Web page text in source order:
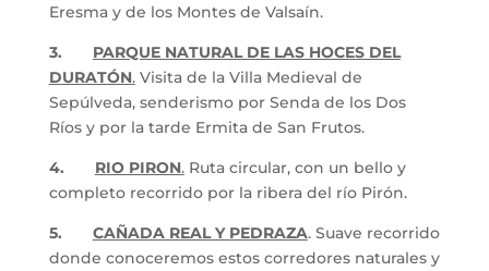
Eresma y de los Montes de Valsaín.
3. PARQUE NATURAL DE LAS HOCES DEL
DURATÓN.Visita de la Villa Medieval de
Sepúlveda, senderismo por Senda de los Dos
Ríos y por la tarde Ermita de San Frutos.
4. RIO PIRON.Ruta circular, con un bello y
completo recorrido por la ribera del río Pirón.
5. CAÑADA REAL Y PEDRAZA. Suave recorrido
donde conoceremos estos corredores naturales y